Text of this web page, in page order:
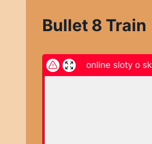
Bullet 8 Train
zde a hrajte online sloty o